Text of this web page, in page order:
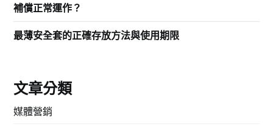
補償正常運作？
最薄安全套的正確存放方法與使用期限
文章分類
媒體營銷